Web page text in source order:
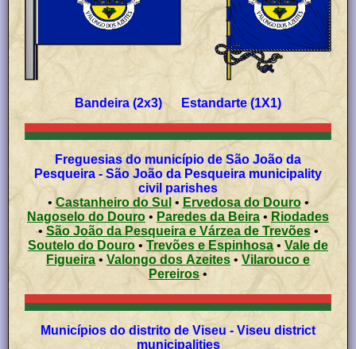
Bandeira (2x3) Estandarte (1X1)
Freguesias do município de São João da
Pesqueira - São João da Pesqueira municipality
civil parishes
•
Castanheiro do Sul • Ervedosa do Douro•
Nagoselo do Douro • Paredes da Beira • Riodades
•
São João da Pesqueira e Várzea de Trevões•
Soutelo do Douro • Trevões e Espinhosa • Vale de
Figueira • Valongo dos Azeites • Vilarouco e
Pereiros •
Municípios do distrito de Viseu - Viseu district
municipalities